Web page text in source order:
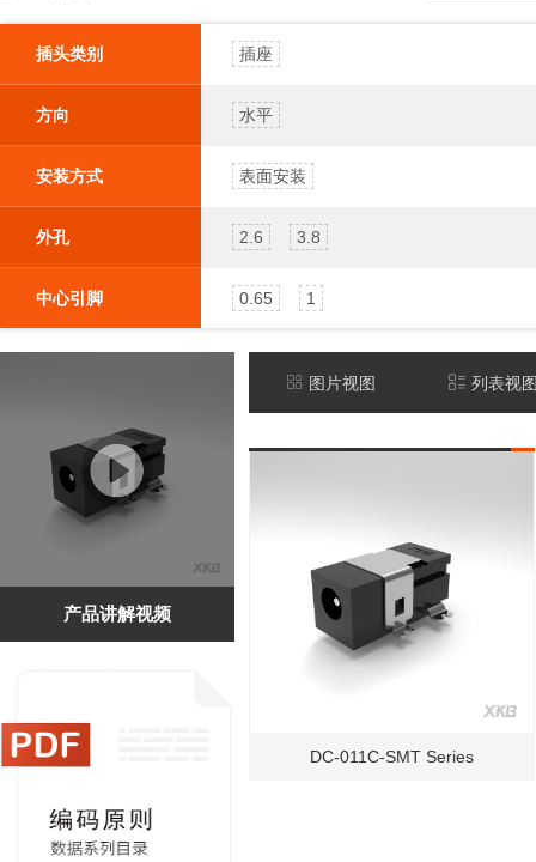
插头类别 插座
方向 水平
安装方式 表面安装
外孔 2.6 3.8
中心引脚 0.65 1
屏蔽
D6.6
H5.1
产品讲解视频
图片视图 列表视
DC-011C-SMT Series